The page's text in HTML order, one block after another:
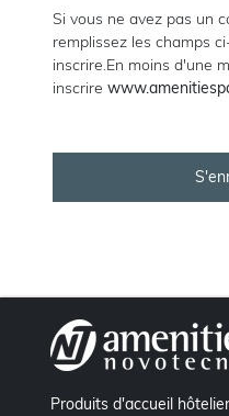
Si vous ne avez pas un
remplissez les champs
inscrire.En moins d'une
inscrire
Produits d'accueil